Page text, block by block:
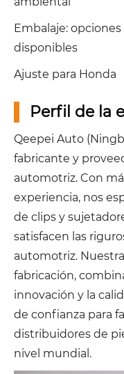
Embalaje:
disponibles
Ajuste para Honda
Perfil de la
Qeepei Auto
fabricante y
automotriz. Con
experiencia, nos
de clips y
satisfacen las
automotriz.
fabricación,
innovación y la
de confianza para
distribuidores de
nivel mundial.